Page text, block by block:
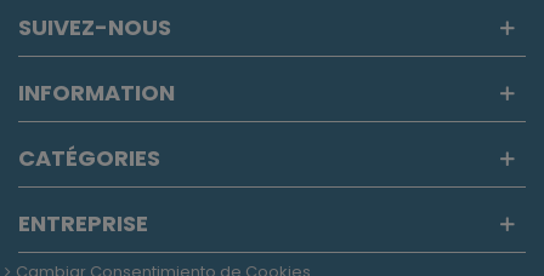
SUIVEZ-NOUS
INFORMATION
CATÉGORIES
ENTREPRISE